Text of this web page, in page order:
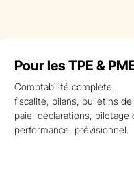
Pour les TPE &
Comptabilité complète,
fiscalité, bilans, bulletins de
paie, déclarations, pilotage
performance, prévisionnel.